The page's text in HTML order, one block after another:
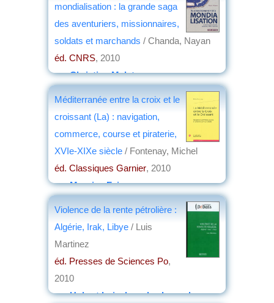
mondialisation : la grande saga
des aventuriers, missionnaires,
soldats et marchands / Chanda, Nayan
éd. CNRS, 2010
parChristian Malet
Méditerranée entre la croix et le
croissant (La) : navigation,
commerce, course et piraterie,
XVIe-XIXe siècle / Fontenay, Michel
éd. Classiques Garnier, 2010
parMaurice Faivre
Violence de la rente pétrolière :
Algérie, Irak, Libye / Luis
Martinez
éd. Presses de Sciences Po,
2010
parHubert Loiseleur des Longchamps